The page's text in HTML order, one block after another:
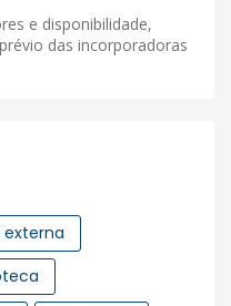
e disponibilidade,
das incorporadoras